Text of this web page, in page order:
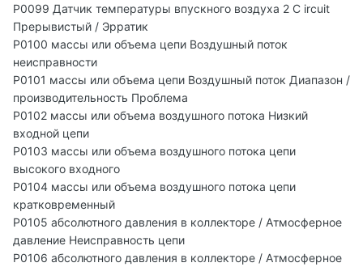
P0099 Датчик температуры впускного воздуха 2 C ircuit
Прерывистый / Эрратик
P0100 массы или объема цепи Воздушный поток
неисправности
P0101 массы или объема цепи Воздушный поток Диапазон /
производительность Проблема
P0102 массы или объема воздушного потока Низкий
входной цепи
P0103 массы или объема воздушного потока цепи
высокого входного
P0104 массы или объема воздушного потока цепи
кратковременный
P0105 абсолютного давления в коллекторе / Атмосферное
давление Неисправность цепи
P0106 абсолютного давления в коллекторе / Атмосферное